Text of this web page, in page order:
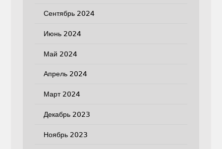
Сентябрь 2024
Июнь 2024
Май 2024
Апрель 2024
Март 2024
Декабрь 2023
Ноябрь 2023